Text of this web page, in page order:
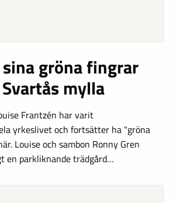
gröna fingrar
mylla
Frantzén har varit
yrkeslivet och fortsätter ha "gröna
Louise och sambon Ronny Gren
en parkliknande trädgård…